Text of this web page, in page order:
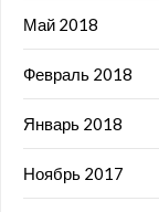
Май 2018
Февраль 2018
Январь 2018
Ноябрь 2017